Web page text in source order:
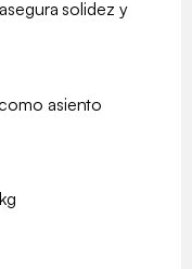
solidez y
asiento